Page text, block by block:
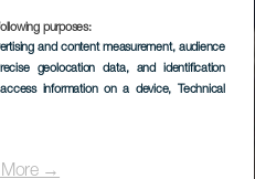
purposes:
and content measurement, audience
geolocation data, and identification
information on a device, Technical
More →